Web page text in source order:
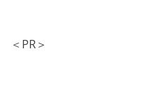
＜PR＞